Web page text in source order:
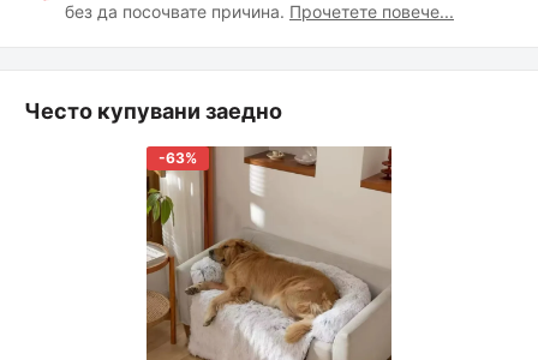
без да посочвате причина. Прочетете повече...
Често купувани заедно
-63%